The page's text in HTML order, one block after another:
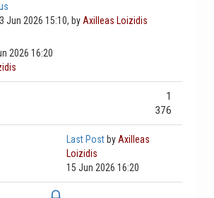
Jun 2026 15:10, by Axilleas Loizidis
2026 16:20
1
376
Last Post by Axilleas
Loizidis
15 Jun 2026 16:20